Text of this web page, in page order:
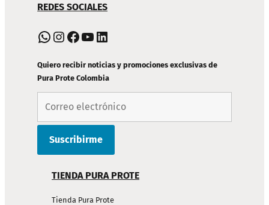
DE
PIE
DE
PÁGINA
REDES SOCIALES
WhatsApp Instagram Facebook YouTube LinkedIn
Quiero recibir noticias y promociones exclusivas de
Pura Prote Colombia
TIENDA PURA PROTE
Tienda Pura Prote